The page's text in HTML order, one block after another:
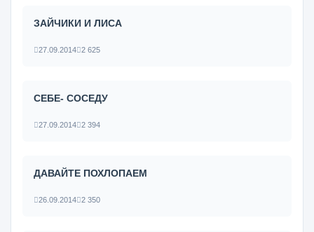
ЗАЙЧИКИ И ЛИСА
27.09.2014 2 625
СЕБЕ- СОСЕДУ
27.09.2014 2 394
ДАВАЙТЕ ПОХЛОПАЕМ
26.09.2014 2 350